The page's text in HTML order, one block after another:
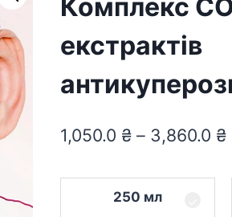
Комплекс
екстрактів
1,050.0 ₴ – 3,860.0 ₴
250 мл